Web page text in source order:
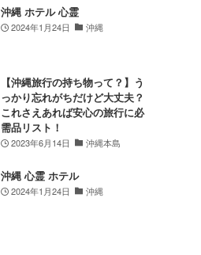
沖縄 ホテル 心霊
2024年1月24日 沖縄
【沖縄旅行の持ち物って？】う
っかり忘れがちだけど大丈夫？
これさえあれば安心の旅行に必
需品リスト！
2023年6月14日 沖縄本島
沖縄 心霊 ホテル
2024年1月24日 沖縄